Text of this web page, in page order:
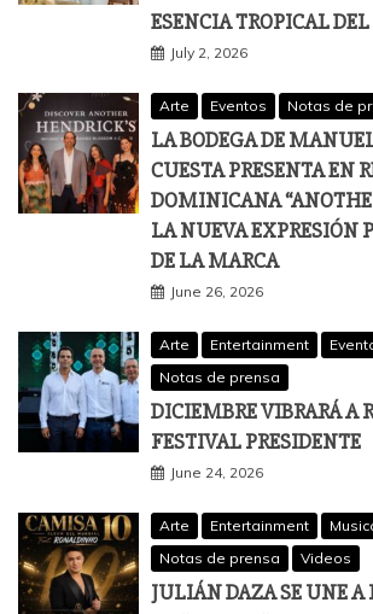
ESENCIA TROPICAL
July 2, 2026
Arte Eventos Notas de
LA BODEGA DE
CUESTA PRESENTA EN
DOMINICANA
LA NUEVA EXPRESIÓN
DE LA MARCA
June 26, 2026
Arte Entertainment
Notas de prensa
DICIEMBRE VIBRARÁ A
FESTIVAL PRESIDENTE
June 24, 2026
Arte Entertainment
Notas de prensa
Videos
JULIÁN DAZA SE UNE